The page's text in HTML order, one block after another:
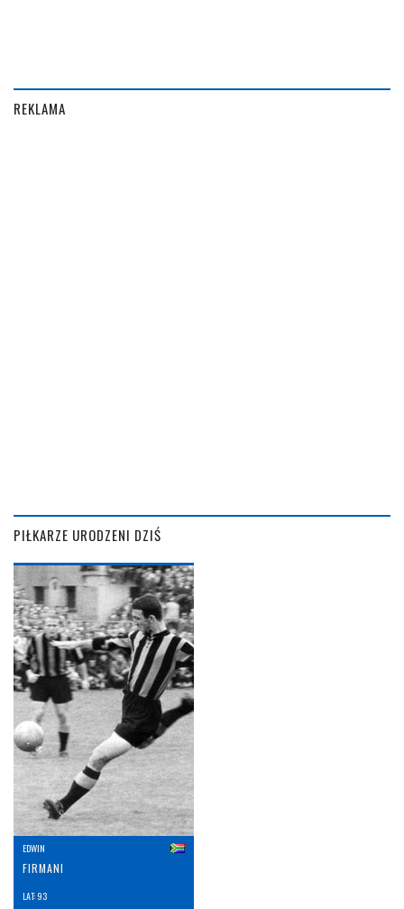
REKLAMA
PIŁKARZE URODZENI DZIŚ
EDWIN
FIRMANI
LAT: 93